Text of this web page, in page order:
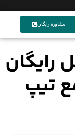
مشاوره رایگان
تیپ